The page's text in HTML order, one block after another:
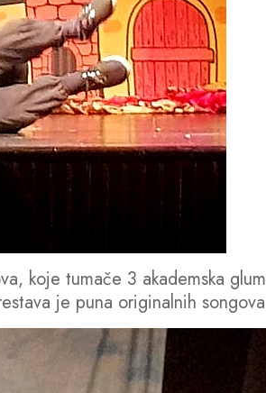
koje tumače 3 akademska
je puna originalnih